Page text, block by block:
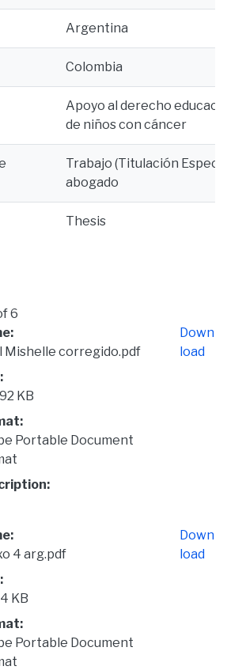
Argentina
Colombia
Apoyo al derecho
de niños con cáncer
Trabajo (Titulación
abogado
Thesis
6
Mishelle corregido.pdf
KB
Portable Document
Down
load
4 arg.pdf
KB
Portable Document
Down
load